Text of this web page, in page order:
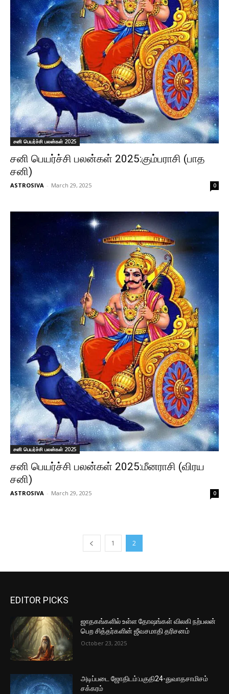
சனி பெயர்ச்சி பலன்கள் 2025
சனி பெயர்ச்சி பலன்கள் 2025:கும்பராசி (பாத
சனி)
ASTROSIVA - March 29, 2025 0
சனி பெயர்ச்சி பலன்கள் 2025
சனி பெயர்ச்சி பலன்கள் 2025:மீனராசி (விரய
சனி)
ASTROSIVA - March 29, 2025 0
1 2
EDITOR PICKS
ஜாதகங்களில் உள்ள தோஷங்கள் விலகி நற்பலன்
பெற சித்தர்களின் ஜீவசமாதி தரிசனம்
October 23, 2025
அடிப்படை ஜோதிடம்:பகுதி24-துவாதசாமிசம்
சக்கரம்